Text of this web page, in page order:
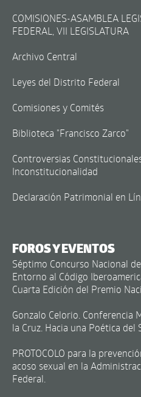
COMISIONES-ASAMBLEA
FEDERAL, VII LEGISLATURA
Archivo Central
Leyes del Distrito Federal
Comisiones y Comités
Biblioteca "Francisco Zarco"
Controversias
Inconstitucionalidad
Declaración Patrimonial en
FOROS Y EVENTOS
Séptimo Concurso Nacional
Entorno al Código
Cuarta Edición del Premio
Gonzalo Celorio. Conferencia
la Cruz. Hacia una Poética del
PROTOCOLO para la
acoso sexual en la
Federal.